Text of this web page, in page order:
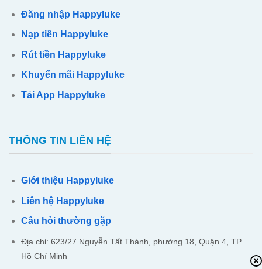
Đăng nhập Happyluke
Nạp tiền Happyluke
Rút tiền Happyluke
Khuyến mãi Happyluke
Tải App Happyluke
THÔNG TIN LIÊN HỆ
Giới thiệu Happyluke
Liên hệ Happyluke
Câu hỏi thường gặp
Địa chỉ: 623/27 Nguyễn Tất Thành, phường 18, Quận 4, TP
Hồ Chí Minh